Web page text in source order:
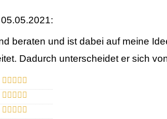
beraten und ist dabei auf meine
Dadurch unterscheidet er sich